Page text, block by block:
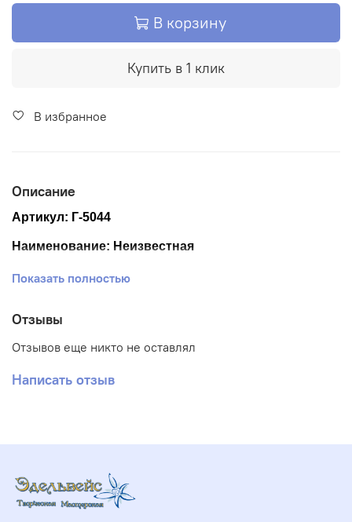
В корзину
Купить в 1 клик
В избранное
Описание
Артикул: Г-5044
Наименование: Неизвестная
Размер ткани 40*50 см
Показать полностью
Отзывы
Отзывов еще никто не оставлял
Написать отзыв